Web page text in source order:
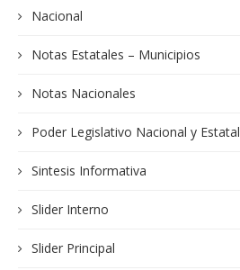
Nacional
Notas Estatales – Municipios
Notas Nacionales
Poder Legislativo Nacional y Estatal
Sintesis Informativa
Slider Interno
Slider Principal